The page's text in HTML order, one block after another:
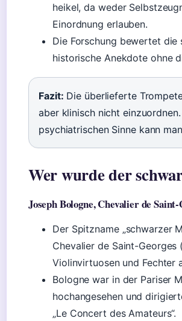
heikel, da weder
Einordnung erlauben.
Die Forschung bewertet die
historische Anekdote ohne
Fazit: Die überlieferte
aber klinisch nicht
psychiatrischen Sinne kann
Wer wurde der
Joseph Bologne, Chevalier de Saint-
Der Spitzname „schwarzer
Chevalier de Saint-Georges
Violinvirtuosen und Fechter
Bologne war in der Pariser
hochangesehen und
„Le Concert des Amateurs“.